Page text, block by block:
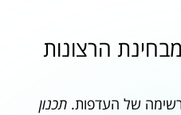
הרצונות
של העדפות. תכנון